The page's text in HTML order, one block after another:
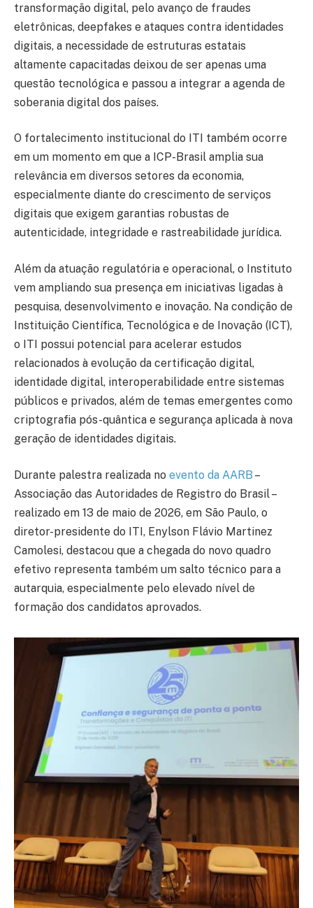
transformação digital, pelo avanço de fraudes
eletrônicas, deepfakes e ataques contra identidades
digitais, a necessidade de estruturas estatais
altamente capacitadas deixou de ser apenas uma
questão tecnológica e passou a integrar a agenda de
soberania digital dos países.
O fortalecimento institucional do ITI também ocorre
em um momento em que a ICP-Brasil amplia sua
relevância em diversos setores da economia,
especialmente diante do crescimento de serviços
digitais que exigem garantias robustas de
autenticidade, integridade e rastreabilidade jurídica.
Além da atuação regulatória e operacional, o Instituto
vem ampliando sua presença em iniciativas ligadas à
pesquisa, desenvolvimento e inovação. Na condição de
Instituição Científica, Tecnológica e de Inovação (ICT),
o ITI possui potencial para acelerar estudos
relacionados à evolução da certificação digital,
identidade digital, interoperabilidade entre sistemas
públicos e privados, além de temas emergentes como
criptografia pós-quântica e segurança aplicada à nova
geração de identidades digitais.
Durante palestra realizada no evento da AARB –
Associação das Autoridades de Registro do Brasil –
realizado em 13 de maio de 2026, em São Paulo, o
diretor-presidente do ITI, Enylson Flávio Martinez
Camolesi, destacou que a chegada do novo quadro
efetivo representa também um salto técnico para a
autarquia, especialmente pelo elevado nível de
formação dos candidatos aprovados.